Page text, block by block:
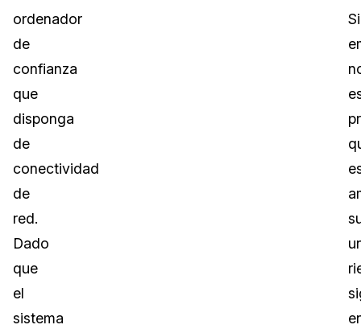
ordenador
de
confianza
que
disponga
de
conectividad
de
red.
Dado
que
el
sistema